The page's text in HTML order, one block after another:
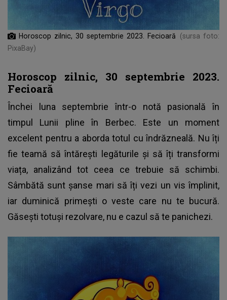
Horoscop zilnic, 30 septembrie 2023. Fecioară
(sursa foto:
PixaBay)
Horoscop zilnic, 30 septembrie 2023.
Fecioară
Închei luna septembrie într-o notă pasională în
timpul Lunii pline în Berbec. Este un moment
excelent pentru a aborda totul cu îndrăzneală. Nu îți
fie teamă să întărești legăturile și să îți transformi
viața, analizând tot ceea ce trebuie să schimbi.
Sâmbătă sunt șanse mari să îți vezi un vis împlinit,
iar duminică primești o veste care nu te bucură.
Găsești totuși rezolvare, nu e cazul să te panichezi.